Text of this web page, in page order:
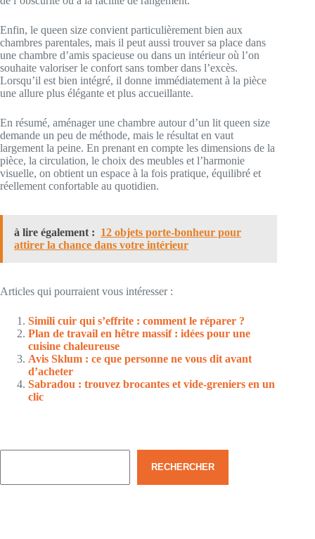
Enfin, le queen size convient particulièrement bien aux
chambres parentales, mais il peut aussi trouver sa place dans
une chambre d’amis spacieuse ou dans un intérieur où l’on
souhaite valoriser le confort sans tomber dans l’excès.
Lorsqu’il est bien intégré, il donne immédiatement à la pièce
une allure plus élégante et plus accueillante.
En résumé, aménager une chambre autour d’un lit queen size
demande un peu de méthode, mais le résultat en vaut
largement la peine. En prenant en compte les dimensions de la
pièce, la circulation, le choix des meubles et l’harmonie
visuelle, on obtient un espace à la fois pratique, équilibré et
réellement confortable au quotidien.
à lire également : 12 objets porte-bonheur pour
attirer la chance dans votre intérieur
Articles qui pourraient vous intéresser :
Simili cuir qui s’effrite : comment le réparer ?
Plan de travail en hêtre massif : idées pour une
cuisine chaleureuse
Avis Sklum : ce que personne ne vous dit avant
d’acheter
Sabradou : trouvez brocantes et vide-greniers en un
clic
RECHERCHER